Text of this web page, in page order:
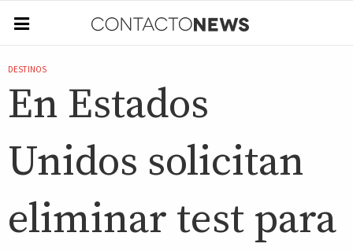
DESTINOS
En Estados
Unidos solicitan
eliminar test para